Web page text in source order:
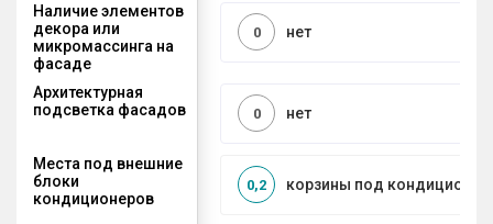
Наличие элементов
декора или
микромассинга на
фасаде
нет
0
Архитектурная
подсветка фасадов
нет
0
Места под внешние
блоки
кондиционеров
корзины под
0,2